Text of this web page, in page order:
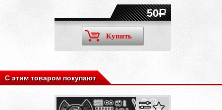
50
Купить
С этим товаром покупают